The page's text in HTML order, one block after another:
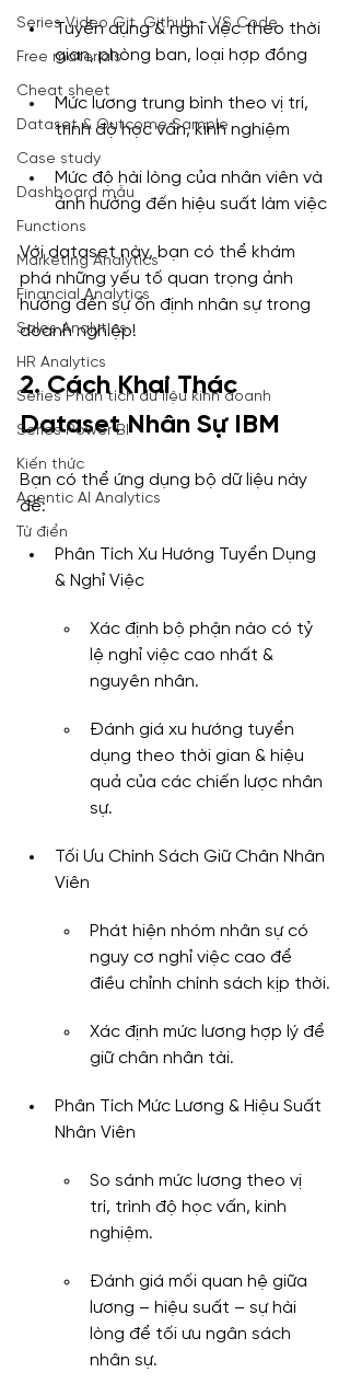
Series Video Git, Github – VS Code
Free materials
Cheat sheet
Dataset & Outcome Sample
Case study
Dashboard mẫu
Functions
Marketing Analytics
Financial Analytics
Sales Analytics
HR Analytics
Series Phân tích dữ liệu kinh doanh
Series Power BI
Kiến thức
Agentic AI Analytics
Từ điển
Tuyển dụng & nghỉ việc theo thời
gian, phòng ban, loại hợp đồng
Mức lương trung bình theo vị trí,
trình độ học vấn, kinh nghiệm
Mức độ hài lòng của nhân viên và
ảnh hưởng đến hiệu suất làm việc
Với dataset này, bạn có thể khám
phá những yếu tố quan trọng ảnh
hưởng đến sự ổn định nhân sự trong
doanh nghiệp!
2. Cách Khai Thác
Dataset Nhân Sự IBM
Bạn có thể ứng dụng bộ dữ liệu này
để:
Phân Tích Xu Hướng Tuyển Dụng
& Nghỉ Việc
Xác định bộ phận nào có tỷ
lệ nghỉ việc cao nhất &
nguyên nhân.
Đánh giá xu hướng tuyển
dụng theo thời gian & hiệu
quả của các chiến lược nhân
sự.
Tối Ưu Chính Sách Giữ Chân Nhân
Viên
Phát hiện nhóm nhân sự có
nguy cơ nghỉ việc cao để
điều chỉnh chính sách kịp thời.
Xác định mức lương hợp lý để
giữ chân nhân tài.
Phân Tích Mức Lương & Hiệu Suất
Nhân Viên
So sánh mức lương theo vị
trí, trình độ học vấn, kinh
nghiệm.
Đánh giá mối quan hệ giữa
lương – hiệu suất – sự hài
lòng để tối ưu ngân sách
nhân sự.